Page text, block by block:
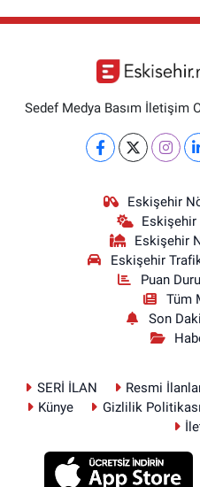
Sedef Medya Basım İletişim
Eskişehir
Eskişehir
Eskişehir
Eskişehir
Puan
Tüm
Son
SERİ İLAN Resmi
Künye
Gizlilik Politikası